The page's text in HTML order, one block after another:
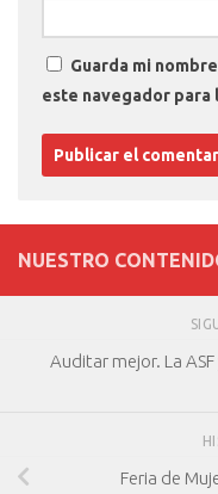
Guarda mi
este navegador para
NUESTRO
Auditar mejor. La
Feria de